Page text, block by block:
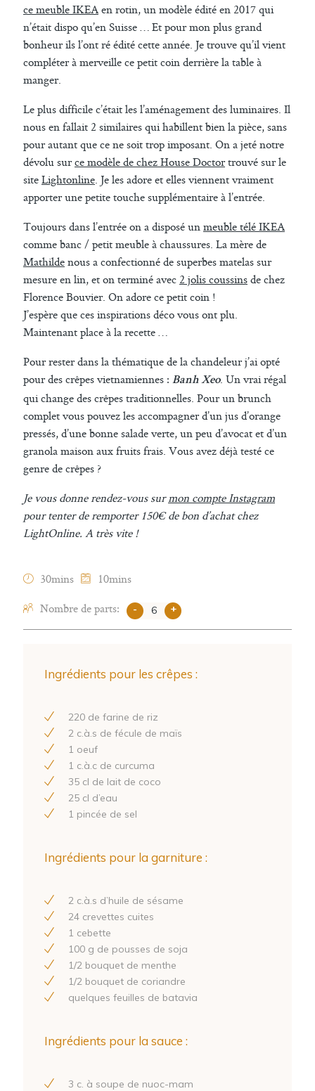
ce meuble IKEAen rotin, un modèle édité en 2017 qui
n’était dispo qu’en Suisse … Et pour mon plus grand
bonheur ils l’ont ré édité cette année. Je trouve qu’il vient
compléter à merveille ce petit coin derrière la table à
manger.
Le plus difficile c’était les l’aménagement des luminaires. Il
nous en fallait 2 similaires qui habillent bien la pièce, sans
pour autant que ce ne soit trop imposant. On a jeté notre
dévolu surce modèle de chez House Doctortrouvé sur le
siteLightonline. Je les adore et elles viennent vraiment
apporter une petite touche supplémentaire à l’entrée.
Toujours dans l’entrée on a disposé unmeuble télé IKEA
comme banc / petit meuble à chaussures. La mère de
Mathildenous a confectionné de superbes matelas sur
mesure en lin, et on terminé avec 2 jolis coussinsde chez
Florence Bouvier. On adore ce petit coin !
J’espère que ces inspirations déco vous ont plu.
Maintenant place à la recette …
Pour rester dans la thématique de la chandeleur j’ai opté
pour des crêpes vietnamiennes : Banh Xeo. Un vrai régal
qui change des crêpes traditionnelles. Pour un brunch
complet vous pouvez les accompagner d’un jus d’orange
pressés, d’une bonne salade verte, un peu d’avocat et d’un
granola maison aux fruits frais. Vous avez déjà testé ce
genre de crêpes ?
Je vous donne rendez-vous surmon compte Instagram
pour tenter de remporter 150€ de bon d’achat chez
LightOnline. A très vite !
30mins
10mins
Nombre de parts:
- +
Ingrédients pour les crêpes :
220 de farine de riz
2 c.à.s de fécule de maïs
1 oeuf
1 c.à.c de curcuma
35 cl de lait de coco
25 cl d’eau
1 pincée de sel
Ingrédients pour la garniture :
2 c.à.s d’huile de sésame
24 crevettes cuites
1 cebette
100 g de pousses de soja
1/2 bouquet de menthe
1/2 bouquet de coriandre
quelques feuilles de batavia
Ingrédients pour la sauce :
3 c. à soupe de nuoc-mam